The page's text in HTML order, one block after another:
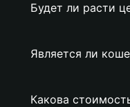
Будет ли расти
Является ли
Какова